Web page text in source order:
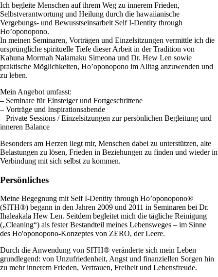
Ich begleite Menschen auf ihrem Weg zu innerem Frieden,
Selbstverantwortung und Heilung durch die hawaiianische
Vergebungs- und Bewusstseinsarbeit Self I-Dentity through
Ho’oponopono.
In meinen Seminaren, Vorträgen und Einzelsitzungen vermittle ich die
ursprüngliche spirituelle Tiefe dieser Arbeit in der Tradition von
Kahuna Morrnah Nalamaku Simeona und Dr. Hew Len sowie
praktische Möglichkeiten, Ho’oponopono im Alltag anzuwenden und
zu leben.
Mein Angebot umfasst:
– Seminare für Einsteiger und Fortgeschrittene
– Vorträge und Inspirationsabende
– Private Sessions / Einzelsitzungen zur persönlichen Begleitung und
inneren Balance
Besonders am Herzen liegt mir, Menschen dabei zu unterstützen, alte
Belastungen zu lösen, Frieden in Beziehungen zu finden und wieder in
Verbindung mit sich selbst zu kommen.
Persönliches
Meine Begegnung mit Self I-Dentity through Ho’oponopono®
(SITH®) begann in den Jahren 2009 und 2011 in Seminaren bei Dr.
Ihaleakala Hew Len. Seitdem begleitet mich die tägliche Reinigung
(„Cleaning“) als fester Bestandteil meines Lebensweges – im Sinne
des Ho'oponopono-Konzeptes von ZERO, der Leere.
Durch die Anwendung von SITH® veränderte sich mein Leben
grundlegend: von Unzufriedenheit, Angst und finanziellen Sorgen hin
zu mehr innerem Frieden, Vertrauen, Freiheit und Lebensfreude.